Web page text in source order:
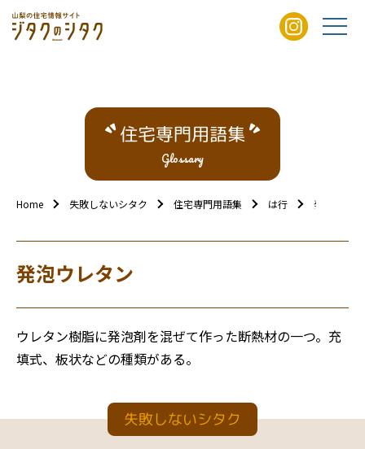
住宅専門用語集
Glossary
Home 失敗しないシタク 住宅専門用語集 は行 発泡ウレタ
発泡ウレタン
ウレタン樹脂に発泡剤を混ぜて作った断熱材の一つ。充
填式、板状などの種類がある。
失敗しないシタク